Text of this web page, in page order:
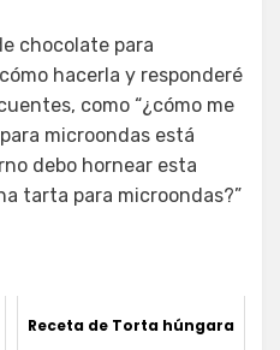
chocolate para
hacerla y responderé
como “¿cómo me
microondas está
debo hornear esta
tarta para microondas?”
Receta de Torta húngara